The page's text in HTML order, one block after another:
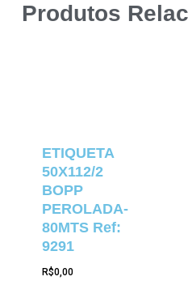
Produtos
ETIQUETA
50X112/2
BOPP
PEROLADA-
80MTS Ref:
9291
R$0,00